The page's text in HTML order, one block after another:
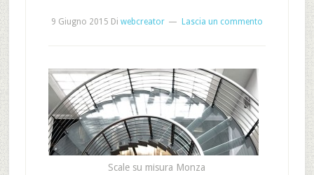
9 Giugno 2015 Di webcreator Lascia un commento
Scale su misura Monza